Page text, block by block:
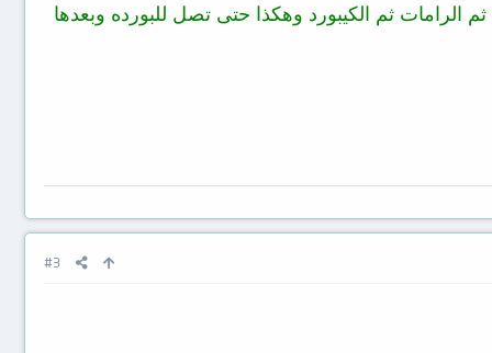
ثم الكيبورد وهكذا حتى تصل للبورده وبعدها
#3